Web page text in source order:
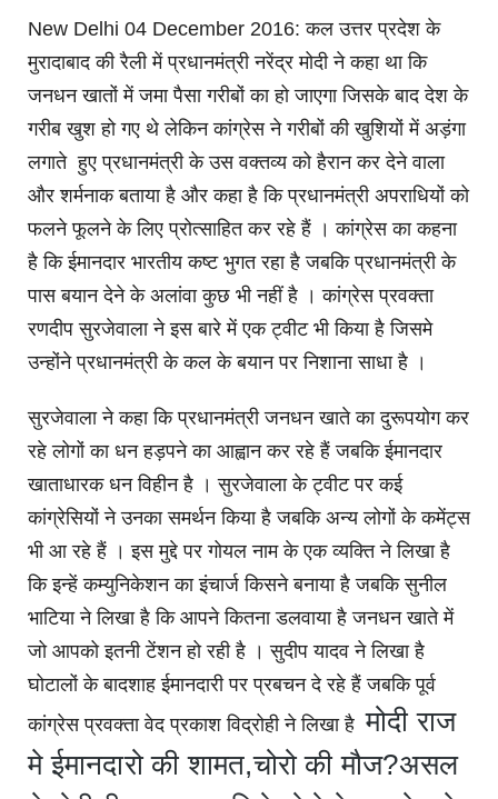
New Delhi 04 December 2016: कल उत्तर प्रदेश के
मुरादाबाद की रैली में प्रधानमंत्री नरेंद्र मोदी ने कहा था कि
जनधन खातों में जमा पैसा गरीबों का हो जाएगा जिसके बाद देश के
गरीब खुश हो गए थे लेकिन कांग्रेस ने गरीबों की खुशियों में अड़ंगा
लगाते हुए प्रधानमंत्री के उस वक्तव्य को हैरान कर देने वाला
और शर्मनाक बताया है और कहा है कि प्रधानमंत्री अपराधियों को
फलने फूलने के लिए प्रोत्साहित कर रहे हैं । कांग्रेस का कहना
है कि ईमानदार भारतीय कष्ट भुगत रहा है जबकि प्रधानमंत्री के
पास बयान देने के अलांवा कुछ भी नहीं है । कांग्रेस प्रवक्ता
रणदीप सुरजेवाला ने इस बारे में एक ट्वीट भी किया है जिसमे
उन्होंने प्रधानमंत्री के कल के बयान पर निशाना साधा है ।
सुरजेवाला ने कहा कि प्रधानमंत्री जनधन खाते का दुरूपयोग कर
रहे लोगों का धन हड़पने का आह्वान कर रहे हैं जबकि ईमानदार
खाताधारक धन विहीन है । सुरजेवाला के ट्वीट पर कई
कांग्रेसियों ने उनका समर्थन किया है जबकि अन्य लोगों के कमेंट्स
भी आ रहे हैं । इस मुद्दे पर गोयल नाम के एक व्यक्ति ने लिखा है
कि इन्हें कम्युनिकेशन का इंचार्ज किसने बनाया है जबकि सुनील
भाटिया ने लिखा है कि आपने कितना डलवाया है जनधन खाते में
जो आपको इतनी टेंशन हो रही है । सुदीप यादव ने लिखा है
घोटालों के बादशाह ईमानदारी पर प्रबचन दे रहे हैं जबकि पूर्व
कांग्रेस प्रवक्ता वेद प्रकाश विद्रोही ने लिखा है मोदी राज
मे ईमानदारो की शामत,चोरो की मौज?असल